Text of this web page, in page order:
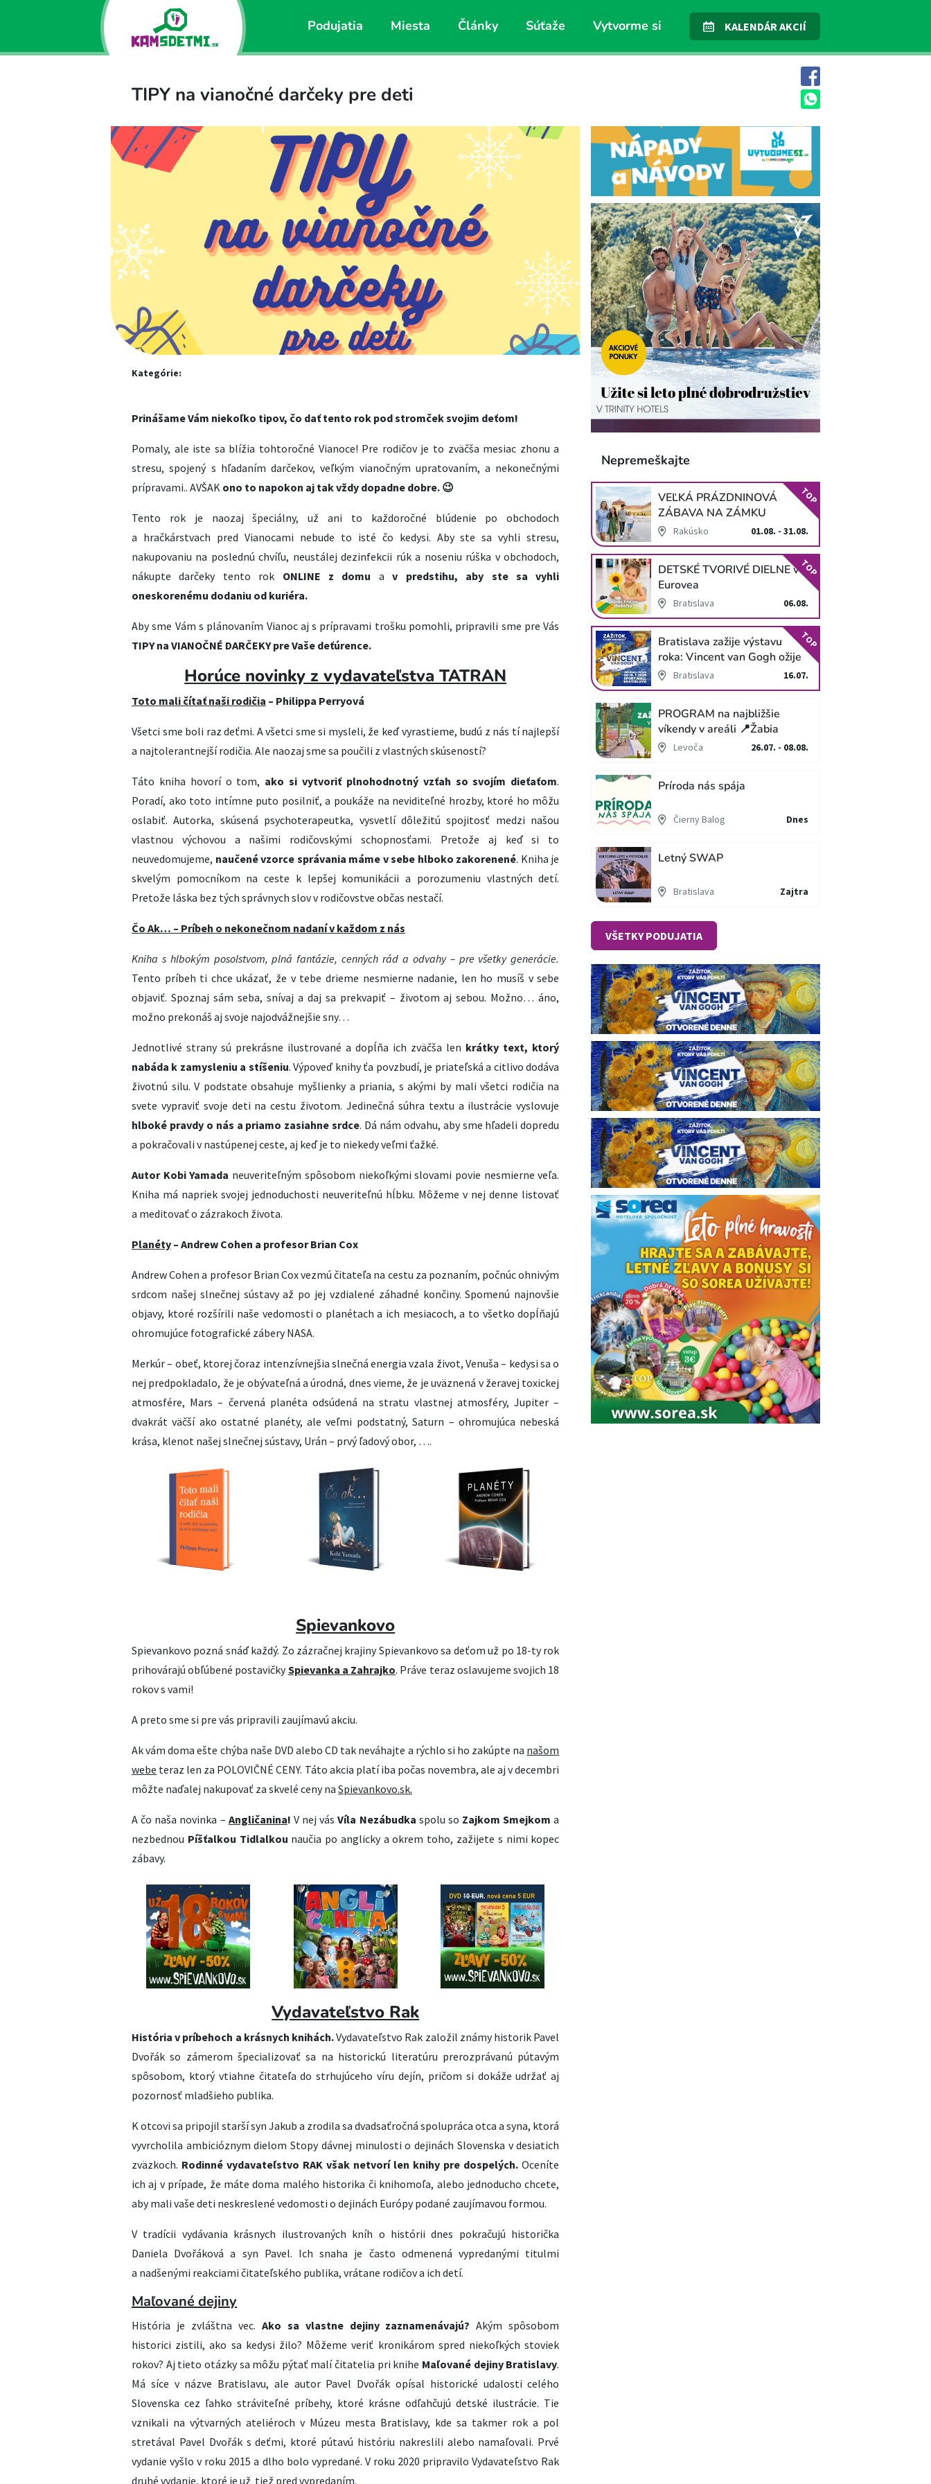
Podujatia Miesta Články Súťaže Vytvorme si KALENDÁR AKCIÍ
TIPY na vianočné darčeky pre deti
Kategórie:
Prinášame Vám niekoľko tipov, čo dať tento rok pod stromček svojim deťom!
Pomaly, ale iste sa blížia tohtoročné Vianoce! Pre rodičov je to zväčša mesiac zhonu a
stresu, spojený s hľadaním darčekov, veľkým vianočným upratovaním, a nekonečnými
prípravami.. AVŠAK ono to napokon aj tak vždy dopadne dobre. 😉
Tento rok je naozaj špeciálny, už ani to každoročné blúdenie po obchodoch
a hračkárstvach pred Vianocami nebude to isté čo kedysi. Aby ste sa vyhli stresu,
nakupovaniu na poslednú chvíľu, neustálej dezinfekcii rúk a noseniu rúška v obchodoch,
nákupte darčeky tento rok ONLINE z domu av predstihu, aby ste sa vyhli
oneskorenému dodaniu od kuriéra.
Aby sme Vám s plánovaním Vianoc aj s prípravami trošku pomohli, pripravili sme pre Vás
TIPY na VIANOČNÉ DARČEKY pre Vaše deťúrence.
Horúce novinky z vydavateľstva TATRAN
Toto mali čítať naši rodičia – Philippa Perryová
Všetci sme boli raz deťmi. A všetci sme si mysleli, že keď vyrastieme, budú z nás tí najlepší
a najtolerantnejší rodičia. Ale naozaj sme sa poučili z vlastných skúseností?
Táto kniha hovorí o tom, ako si vytvoriť plnohodnotný vzťah so svojím dieťaťom.
Poradí, ako toto intímne puto posilniť, a poukáže na neviditeľné hrozby, ktoré ho môžu
oslabiť. Autorka, skúsená psychoterapeutka, vysvetlí dôležitú spojitosť medzi našou
vlastnou výchovou a našimi rodičovskými schopnosťami. Pretože aj keď si to
neuvedomujeme, naučené vzorce správania máme v sebe hlboko zakorenené. Kniha je
skvelým pomocníkom na ceste k lepšej komunikácii a porozumeniu vlastných detí.
Pretože láska bez tých správnych slov v rodičovstve občas nestačí.
Čo Ak… ­– Príbeh o nekonečnom nadaní v každom z nás
Kniha s hlbokým posolstvom, plná fantázie, cenných rád a odvahy – pre všetky generácie.
Tento príbeh ti chce ukázať, že v tebe drieme nesmierne nadanie, len ho musíš v sebe
objaviť. Spoznaj sám seba, snívaj a daj sa prekvapiť – životom aj sebou. Možno… áno,
možno prekonáš aj svoje najodvážnejšie sny…
Jednotlivé strany sú prekrásne ilustrované a dopĺňa ich zväčša len krátky text, ktorý
nabáda k zamysleniu a stíšeniu. Výpoveď knihy ťa povzbudí, je priateľská a citlivo dodáva
životnú silu. V podstate obsahuje myšlienky a priania, s akými by mali všetci rodičia na
svete vypraviť svoje deti na cestu životom. Jedinečná súhra textu a ilustrácie vyslovuje
hlboké pravdy o nás a priamo zasiahne srdce. Dá nám odvahu, aby sme hľadeli dopredu
a pokračovali v nastúpenej ceste, aj keď je to niekedy veľmi ťažké.
Autor Kobi Yamada neuveriteľným spôsobom niekoľkými slovami povie nesmierne veľa.
Kniha má napriek svojej jednoduchosti neuveriteľnú hĺbku. Môžeme v nej denne listovať
a meditovať o zázrakoch života.
Planéty – Andrew Cohen a profesor Brian Cox
Andrew Cohen a profesor Brian Cox vezmú čitateľa na cestu za poznaním, počnúc ohnivým
srdcom našej slnečnej sústavy až po jej vzdialené záhadné končiny. Spomenú najnovšie
objavy, ktoré rozšírili naše vedomosti o planétach a ich mesiacoch, a to všetko dopĺňajú
ohromujúce fotografické zábery NASA.
Merkúr – obeť, ktorej čoraz intenzívnejšia slnečná energia vzala život, Venuša – kedysi sa o
nej predpokladalo, že je obývateľná a úrodná, dnes vieme, že je uväznená v žeravej toxickej
atmosfére, Mars – červená planéta odsúdená na stratu vlastnej atmosféry, Jupiter –
dvakrát väčší ako ostatné planéty, ale veľmi podstatný, Saturn – ohromujúca nebeská
krása, klenot našej slnečnej sústavy, Urán – prvý ľadový obor, ….
Spievankovo
Spievankovo pozná snáď každý. Zo zázračnej krajiny Spievankovo sa deťom už po 18-ty rok
prihovárajú obľúbené postavičkySpievanka a Zahrajko. Práve teraz oslavujeme svojich 18
rokov s vami!
A preto sme si pre vás pripravili zaujímavú akciu.
Ak vám doma ešte chýba naše DVD alebo CD tak neváhajte a rýchlo si ho zakúpte na našom
webe teraz len za POLOVIČNÉ CENY. Táto akcia platí iba počas novembra, ale aj v decembri
môžte naďalej nakupovať za skvelé ceny na Spievankovo.sk.
A čo naša novinka – Angličanina! V nej vásVíla Nezábudka spolu so Zajkom Smejkom a
nezbednou Píšťalkou Tidlalkou naučia po anglicky a okrem toho, zažijete s nimi kopec
zábavy.
Vydavateľstvo Rak
História v príbehoch a krásnych knihách.Vydavateľstvo Rak založil známy historik Pavel
Dvořák so zámerom špecializovať sa na historickú literatúru prerozprávanú pútavým
spôsobom, ktorý vtiahne čitateľa do strhujúceho víru dejín, pričom si dokáže udržať aj
pozornosť mladšieho publika.
K otcovi sa pripojil starší syn Jakub a zrodila sa dvadsaťročná spolupráca otca a syna, ktorá
vyvrcholila ambicióznym dielom Stopy dávnej minulosti o dejinách Slovenska v desiatich
zväzkoch. Rodinné vydavateľstvo RAK však netvorí len knihy pre dospelých. Oceníte
ich aj v prípade, že máte doma malého historika či knihomoľa, alebo jednoducho chcete,
aby mali vaše deti neskreslené vedomosti o dejinách Európy podané zaujímavou formou.
V tradícii vydávania krásnych ilustrovaných kníh o histórii dnes pokračujú historička
Daniela Dvořáková a syn Pavel. Ich snaha je často odmenená vypredanými titulmi
a nadšenými reakciami čitateľského publika, vrátane rodičov a ich detí.
Maľované dejiny
História je zvláštna vec. Ako sa vlastne dejiny zaznamenávajú? Akým spôsobom
historici zistili, ako sa kedysi žilo? Môžeme veriť kronikárom spred niekoľkých stoviek
rokov? Aj tieto otázky sa môžu pýtať malí čitatelia pri knihe Maľované dejiny Bratislavy.
Má síce v názve Bratislavu, ale autor Pavel Dvořák opísal historické udalosti celého
Slovenska cez ľahko stráviteľné príbehy, ktoré krásne odľahčujú detské ilustrácie. Tie
vznikali na výtvarných ateliéroch v Múzeu mesta Bratislavy, kde sa takmer rok a pol
stretával Pavel Dvořák s deťmi, ktoré pútavú históriu nakreslili alebo namaľovali. Prvé
vydanie vyšlo v roku 2015 a dlho bolo vypredané. V roku 2020 pripravilo Vydavateľstvo Rak
druhé vydanie, ktoré je už tiež pred vypredaním.
Nepremeškajte
VEĽKÁ PRÁZDNINOVÁ
ZÁBAVA NA ZÁMKU
SCHLOSS HOF
Rakúsko 01.08. - 31.08.
TOP
DETSKÉ TVORIVÉ DIELNE v
Eurovea
Bratislava 06.08.
TOP
Bratislava zažije výstavu
roka: Vincent van Gogh ožije
v unikátnej imerzívnej šou!
Bratislava 16.07.
TOP
PROGRAM na najbližšie
víkendy v areáli 📍Žabia
cestaLevoča 26.07. - 08.08.
Príroda nás spája
Čierny Balog Dnes
Letný SWAP
Bratislava Zajtra
VŠETKY PODUJATIA